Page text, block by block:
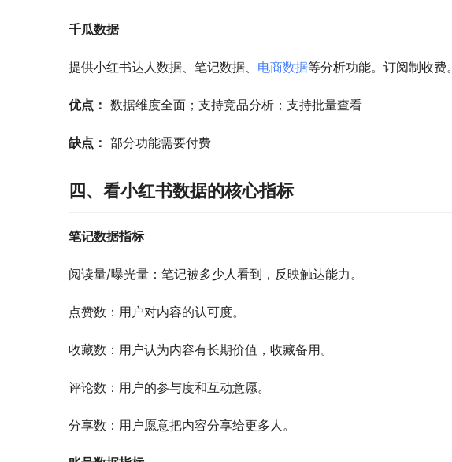
千瓜数据
提供小红书达人数据、笔记数据、 电商数据等分析功能。订阅制收费。
优点： 数据维度全面；支持竞品分析；支持批量查看
缺点： 部分功能需要付费
四、看小红书数据的核心指标
笔记数据指标
阅读量/曝光量：笔记被多少人看到，反映触达能力。
点赞数：用户对内容的认可度。
收藏数：用户认为内容有长期价值，收藏备用。
评论数：用户的参与度和互动意愿。
分享数：用户愿意把内容分享给更多人。